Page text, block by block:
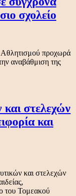
σχολείο
προχωρά
αναβάθμιση της
στελεχών
και
και στελεχών
του Τομεακού